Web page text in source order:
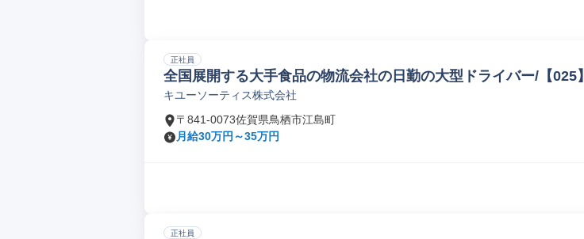
正社員
全国展開する大手食品の物流会社の日勤の大型ドライバー/【025】
キユーソーティス株式会社
〒841-0073佐賀県鳥栖市江島町
月給30万円～35万円
正社員